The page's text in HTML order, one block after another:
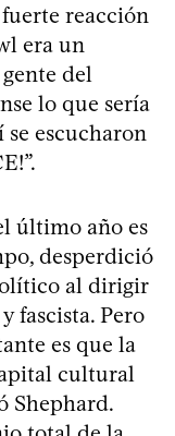
reacción
era un
del
lo que sería
escucharon
último año es
desperdició
al dirigir
fascista. Pero
es que la
cultural
Shephard.